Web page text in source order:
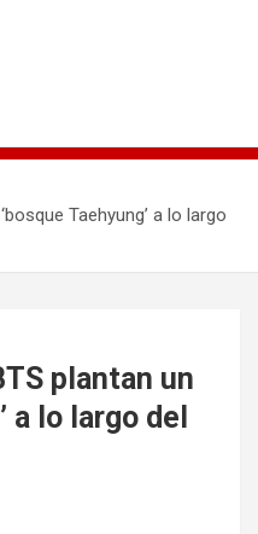
Taehyung’ a lo largo
plantan un
a lo largo del